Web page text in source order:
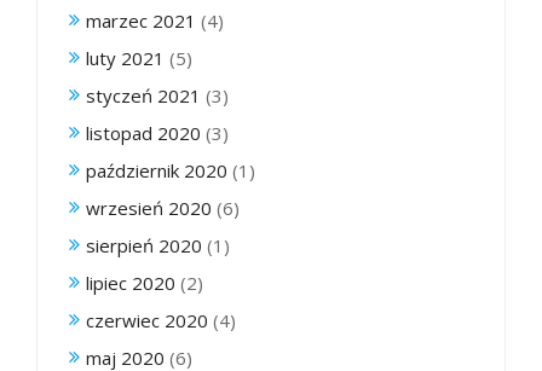
marzec 2021 (4)
luty 2021 (5)
styczeń 2021 (3)
listopad 2020 (3)
październik 2020 (1)
wrzesień 2020 (6)
sierpień 2020 (1)
lipiec 2020 (2)
czerwiec 2020 (4)
maj 2020 (6)